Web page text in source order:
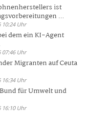
ist
...
10:24 Uhr
dem ein KI-Agent
07:46 Uhr
Migranten auf Ceuta
16:34 Uhr
für Umwelt und
16:10 Uhr